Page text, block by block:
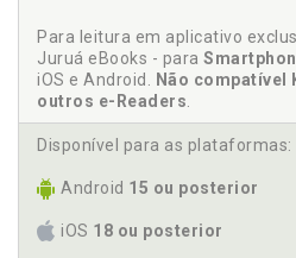
Instituições financeiras, p.
Intersetorialidade no
implementação de políticas
58
Introdução, p. 19
L
Lista de ilustrações e
Para leitura em aplicativo
Juruá eBooks - para
iOS e Android. Não compatível
outros e-Readers.
Disponível para as plataformas:
Android 15 ou posterior
iOS 18 ou posterior